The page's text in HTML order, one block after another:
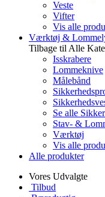
Veste
Vifter
Vis alle
Værktøj &
Tilbage til Alle
Isskrabere
Lommeknive
Målebånd
Se alle
Stav- &
Værktøj
Vis alle
Alle produkter
Vores Udvalgte
Tilbud